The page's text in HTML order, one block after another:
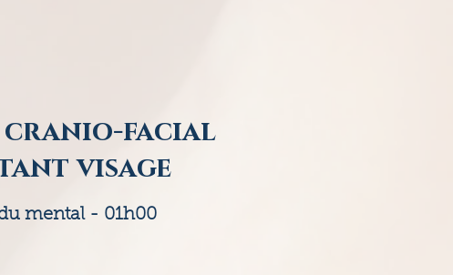
cranio-facial
visage
mental - 01h00